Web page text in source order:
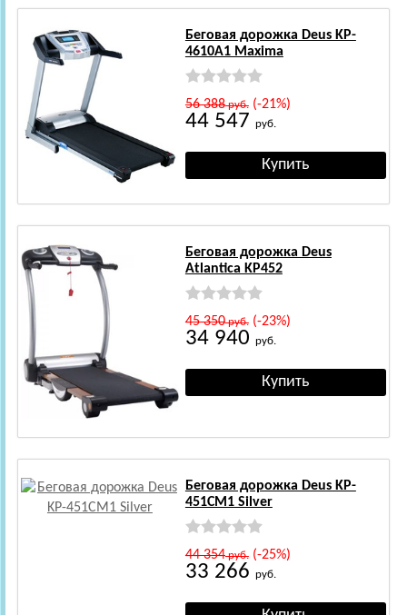
Беговая дорожка Deus KP-
4610A1 Maxima
56 388руб.(-21%)
44 547 руб.
Беговая дорожка Deus
Atlantica KP452
45 350руб.(-23%)
34 940 руб.
Беговая дорожка Deus KP-
451CM1 Silver
44 354руб.(-25%)
33 266 руб.